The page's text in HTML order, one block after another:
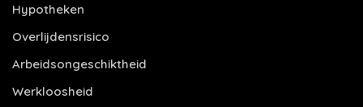
Hypotheken
Overlijdensrisico
Arbeidsongeschiktheid
Werkloosheid